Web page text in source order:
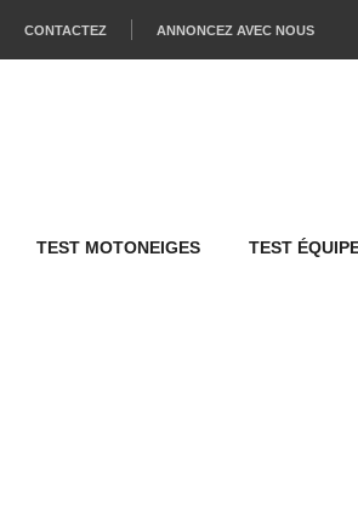
CONTACTEZ ANNONCEZ AVEC NOUS
TEST MOTONEIGES TEST